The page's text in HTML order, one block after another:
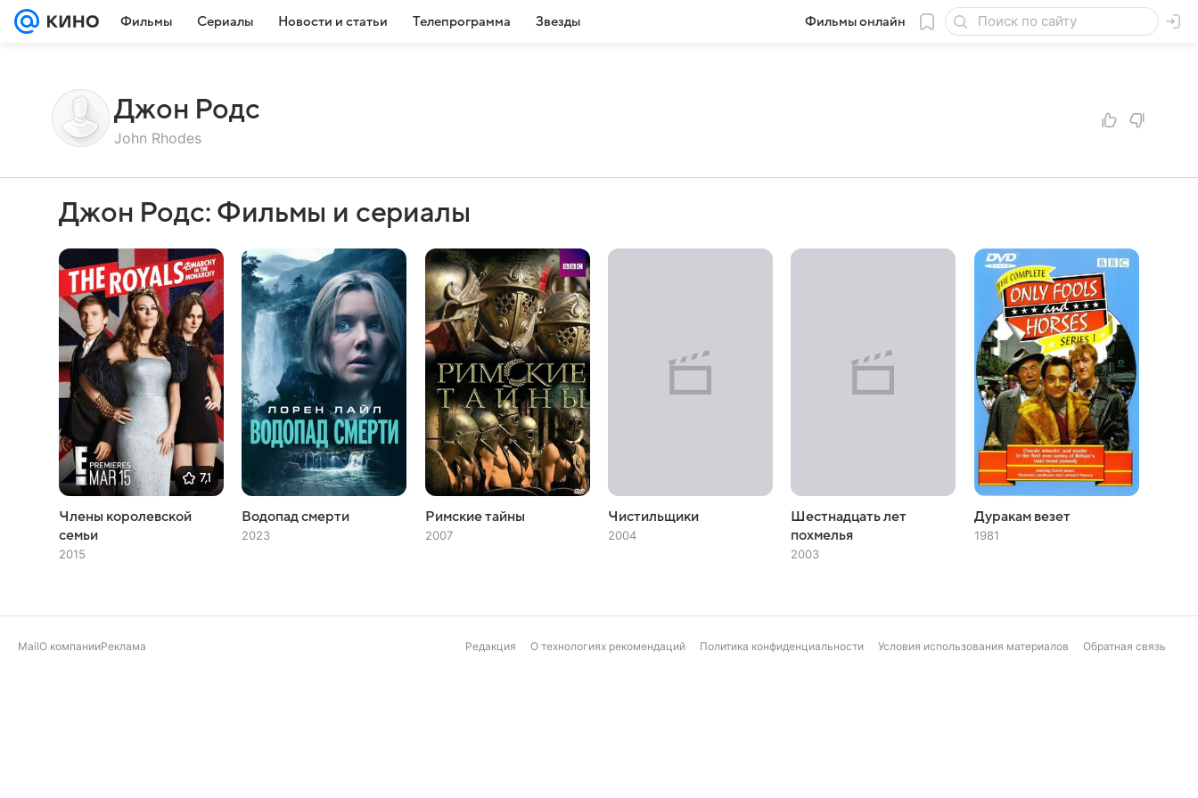
Фильмы Сериалы Новости и статьи Телепрограмма Звезды Фильмы онлайн
Джон Родс
John Rhodes
Джон Родс: Фильмы и сериалы
7,1
Члены королевской
семьи
2015
Водопад смерти
2023
Римские тайны
2007
Чистильщики
2004
Шестнадцать лет
похмелья
2003
Дуракам везет
1981
MailО компанииРеклама Редакция О технологиях рекомендаций Политика конфиденциальности Условия использования материалов Обратная связь